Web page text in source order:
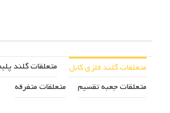
متعلقات گلند فلزی کابل
متعلقات گلند
متعلقات جعبه تقسیم
متعلقات متفرقه